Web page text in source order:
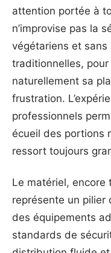
attention portée à
n’improvise pas la
végétariens et sans
traditionnelles,
naturellement sa
frustration.
professionnels
écueil des portions
ressort toujours
Le matériel, encore
représente un pilier
des équipements
standards de